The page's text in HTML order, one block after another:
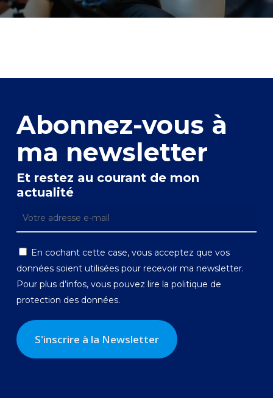
Abonnez-vous à
ma newsletter
Et restez au courant de mon
actualité
En cochant cette case, vous acceptez que vos
données soient utilisées pour recevoir ma newsletter.
Pour plus d’infos, vous pouvez lire la politique de
protection des données.